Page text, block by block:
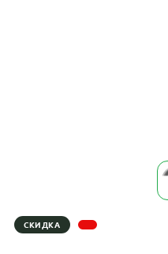
СКИДКА